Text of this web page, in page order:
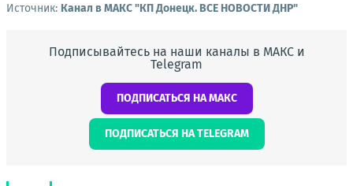
Источник: Канал в МАКС "КП Донeцк. ВСЕ НОВОСТИ ДНР"
Подписывайтесь на наши каналы в МАКС и
Telegram
ПОДПИСАТЬСЯ НА МАКС
ПОДПИСАТЬСЯ НА TELEGRAM